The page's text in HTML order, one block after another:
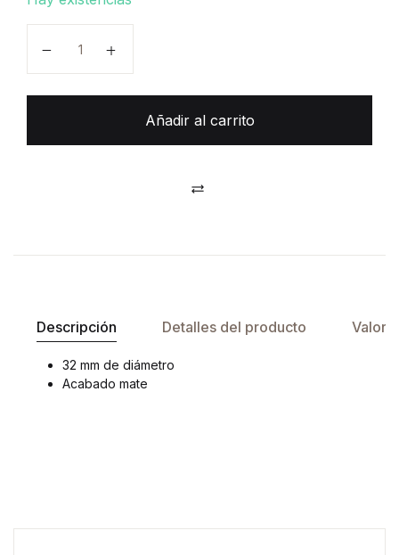
Añadir al carrito
Descripción Detalles del producto
32 mm de diámetro
Acabado mate